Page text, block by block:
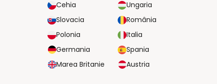
Cehia
Ungaria
Slovacia
România
Polonia
Italia
Germania
Spania
Marea Britanie
Austria